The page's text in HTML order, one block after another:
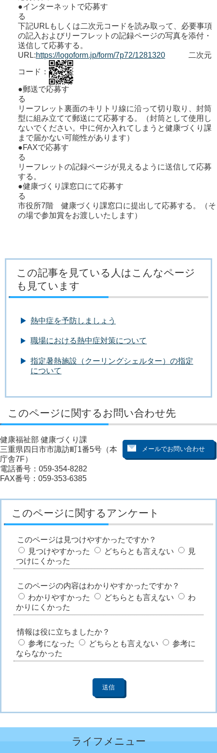
●インターネットで応募す
下記URLもしくは二次元コードを読み取って、必要事項
の記入およびリーフレットの記録ページの写真を添付・
送信して応募する。
URL:https://logoform.jp/form/7p72/1281320二次元
コード：
●郵送で応募す
リーフレット裏面のキリトリ線に沿って切り取り、封筒
型に組み立てて郵送にて応募する。（封筒として使用し
ないでください。中に何か入れてしまうと健康づくり課
まで届かない可能性があります）
●FAXで応募す
リーフレットの記録ページが見えるように送信して応募
する。
●健康づくり課窓口にて応募す
市役所7階 健康づくり課窓口に提出して応募する。（そ
の場で参加賞をお渡しいたします）
この記事を見ている人はこんなページ
も見ています
熱中症を予防しましょう
職場における熱中症対策について
指定暑熱施設（クーリングシェルター）の指定
について
このページに関するお問い合わせ先
健康福祉部 健康づくり課
三重県四日市市諏訪町1番5号（本
庁舎7F）
電話番号：059-354-8282
FAX番号：059-353-6385
このページに関するアンケート
このページは見つけやすかったですか？
見つけやすかった
どちらとも言えない
見
つけにくかった
このページの内容はわかりやすかったですか？
わかりやすかった
どちらとも言えない
わ
かりにくかった
情報は役に立ちましたか？
参考になった
どちらとも言えない
参考に
ならなかった
ライフメニュー